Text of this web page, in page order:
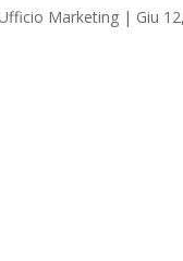
Marketing | Giu